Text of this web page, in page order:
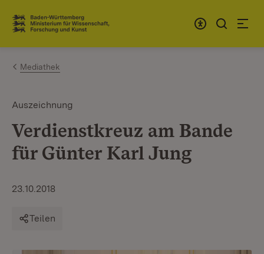
Zum Inhalt springen
Link zur Startseite
Mediathek
Auszeichnung
Verdienstkreuz am Bande
für Günter Karl Jung
23.10.2018
Teilen